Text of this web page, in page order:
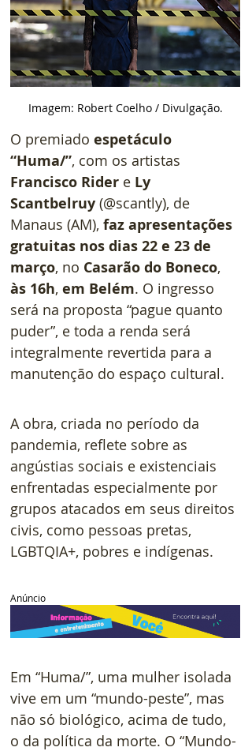
Imagem: Robert Coelho / Divulgação.
O premiado espetáculo
“Huma/”, com os artistas
Francisco Rider e Ly
Scantbelruy (@scantly), de
Manaus (AM), faz apresentações
gratuitas nos dias 22 e 23 de
março, no Casarão do Boneco,
às 16h, em Belém. O ingresso
será na proposta “pague quanto
puder”, e toda a renda será
integralmente revertida para a
manutenção do espaço cultural.
A obra, criada no período da
pandemia, reflete sobre as
angústias sociais e existenciais
enfrentadas especialmente por
grupos atacados em seus direitos
civis, como pessoas pretas,
LGBTQIA+, pobres e indígenas.
Anúncio
Em “Huma/”, uma mulher isolada
vive em um “mundo-peste”, mas
não só biológico, acima de tudo,
o da política da morte. O “Mundo-